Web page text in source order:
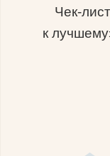
Чек-
к